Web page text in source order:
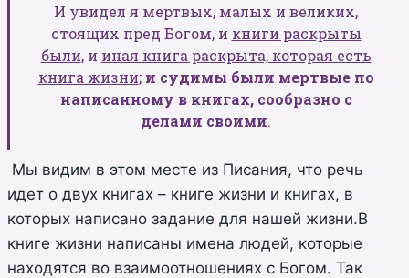
И увидел я мертвых, малых и великих,
стоящих пред Богом, и книги раскрыты
были, и иная книга раскрыта, которая есть
книга жизни; и судимы были мертвые по
написанному в книгах, сообразно с
делами своими.
Мы видим в этом месте из Писания, что речь
идет о двух книгах – книге жизни и книгах, в
которых написано задание для нашей жизни.В
книге жизни написаны имена людей, которые
находятся во взаимоотношениях с Богом. Так